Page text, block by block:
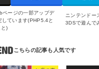
ニンテンドー
3DSで遊んで
ページの一部アップデ
しています(PHP5.4と
)